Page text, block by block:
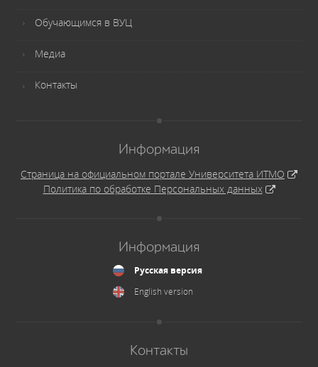
Обучающимся в ВУЦ
Медиа
Контакты
Информация
Страница на официальном портале Университета ИТМО
Политика по обработке Персональных данных
Информация
Русская версия
English version
Контакты